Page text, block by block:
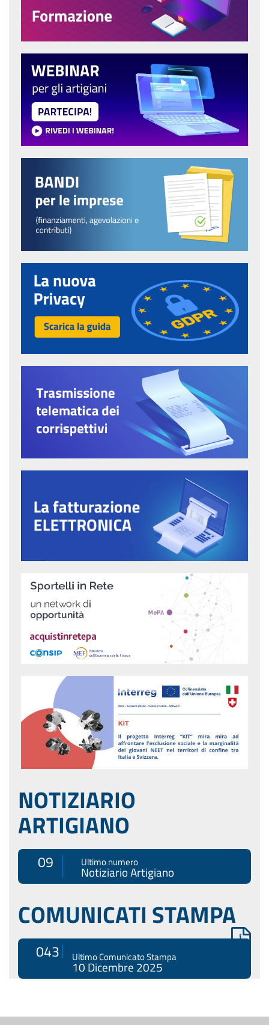
NOTIZIARIO
ARTIGIANO
09 Ultimo numero
Notiziario Artigiano
COMUNICATI STAMPA
043 Ultimo Comunicato Stampa
10 Dicembre 2025